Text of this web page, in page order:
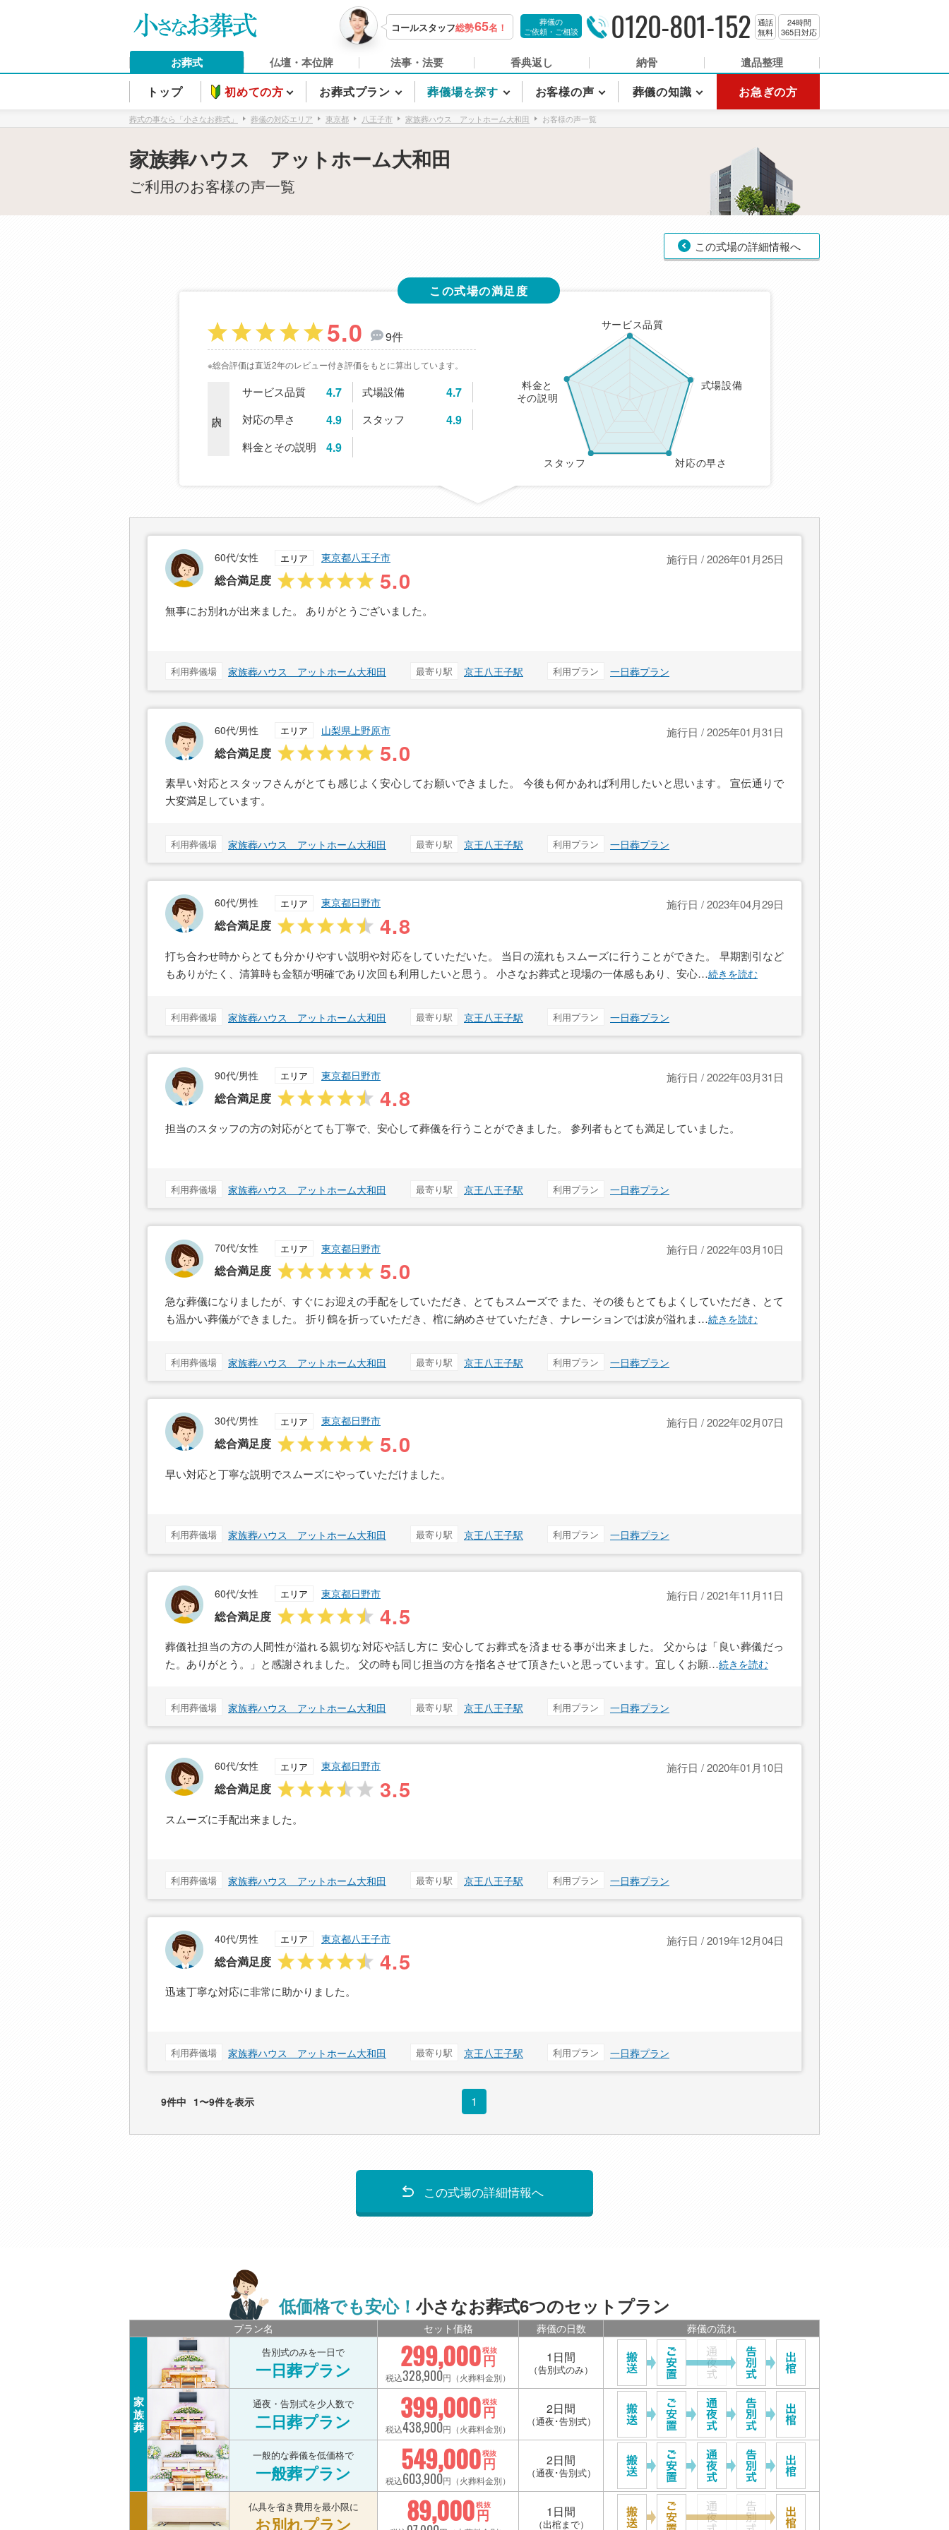
コールスタッフ総勢65名！
葬儀の
ご依頼・ご相談
0120-801-152
通話
無料
24時間
365日対応
お葬式 仏壇・本位牌 法事・法要 香典返し 納骨 遺品整理
トップ 初めての方 お葬式プラン 葬儀場を探す お客様の声 葬儀の知識 お急ぎの方
葬式の事なら「小さなお葬式」 葬儀の対応エリア 東京都 八王子市 家族葬ハウス アットホーム大和田 お客様の声一覧
家族葬ハウス アットホーム大和田
ご利用のお客様の声一覧
この式場の詳細情報へ
この式場の満足度
5.0 9件
※総合評価は直近2年のレビュー付き評価をもとに算出しています。
サービス品質 4.7 式場設備 4.7
対応の早さ 4.9 スタッフ 4.9
料金とその説明 4.9
サービス品質
式場設備
対応の早さ
スタッフ
料金と
その説明
60代/女性 エリア 東京都八王子市
総合満足度 5.0
施行日 / 2026年01月25日
無事にお別れが出来ました。 ありがとうございました。
利用葬儀場 家族葬ハウス アットホーム大和田 最寄り駅 京王八王子駅 利用プラン 一日葬プラン
60代/男性 エリア 山梨県上野原市
総合満足度 5.0
施行日 / 2025年01月31日
素早い対応とスタッフさんがとても感じよく安心してお願いできました。 今後も何かあれば利用したいと思います。 宣伝通りで
大変満足しています。
利用葬儀場 家族葬ハウス アットホーム大和田 最寄り駅 京王八王子駅 利用プラン 一日葬プラン
60代/男性 エリア 東京都日野市
総合満足度 4.8
施行日 / 2023年04月29日
打ち合わせ時からとても分かりやすい説明や対応をしていただいた。 当日の流れもスムーズに行うことができた。 早期割引など
もありがたく、清算時も金額が明確であり次回も利用したいと思う。 小さなお葬式と現場の一体感もあり、安心…続きを読む
利用葬儀場 家族葬ハウス アットホーム大和田 最寄り駅 京王八王子駅 利用プラン 一日葬プラン
90代/男性 エリア 東京都日野市
総合満足度 4.8
施行日 / 2022年03月31日
担当のスタッフの方の対応がとても丁寧で、安心して葬儀を行うことができました。 参列者もとても満足していました。
利用葬儀場 家族葬ハウス アットホーム大和田 最寄り駅 京王八王子駅 利用プラン 一日葬プラン
70代/女性 エリア 東京都日野市
総合満足度 5.0
施行日 / 2022年03月10日
急な葬儀になりましたが、すぐにお迎えの手配をしていただき、とてもスムーズで また、その後もとてもよくしていただき、とて
も温かい葬儀ができました。 折り鶴を折っていただき、棺に納めさせていただき、ナレーションでは涙が溢れま…続きを読む
利用葬儀場 家族葬ハウス アットホーム大和田 最寄り駅 京王八王子駅 利用プラン 一日葬プラン
30代/男性 エリア 東京都日野市
総合満足度 5.0
施行日 / 2022年02月07日
早い対応と丁寧な説明でスムーズにやっていただけました。
利用葬儀場 家族葬ハウス アットホーム大和田 最寄り駅 京王八王子駅 利用プラン 一日葬プラン
60代/女性 エリア 東京都日野市
総合満足度 4.5
施行日 / 2021年11月11日
葬儀社担当の方の人間性が溢れる親切な対応や話し方に 安心してお葬式を済ませる事が出来ました。 父からは「良い葬儀だっ
た。ありがとう。」と感謝されました。 父の時も同じ担当の方を指名させて頂きたいと思っています。宜しくお願…続きを読む
利用葬儀場 家族葬ハウス アットホーム大和田 最寄り駅 京王八王子駅 利用プラン 一日葬プラン
60代/女性 エリア 東京都日野市
総合満足度 3.5
施行日 / 2020年01月10日
スムーズに手配出来ました。
利用葬儀場 家族葬ハウス アットホーム大和田 最寄り駅 京王八王子駅 利用プラン 一日葬プラン
40代/男性 エリア 東京都八王子市
総合満足度 4.5
施行日 / 2019年12月04日
迅速丁寧な対応に非常に助かりました。
利用葬儀場 家族葬ハウス アットホーム大和田 最寄り駅 京王八王子駅 利用プラン 一日葬プラン
1
9件中 1〜9件を表示
この式場の詳細情報へ
低価格でも安心！ 小さなお葬式6つのセットプラン
プラン名 セット価格 葬儀の日数 葬儀の流れ
家
族
葬
告別式のみを一日で
一日葬プラン 299,000円
税抜
税込328,900円（火葬料金別）
1日間
（告別式のみ）
通夜・告別式を少人数で
二日葬プラン 399,000円
税抜
税込438,900円（火葬料金別）
2日間
（通夜･告別式）
一般的な葬儀を低価格で
一般葬プラン 549,000円
税抜
税込603,900円（火葬料金別）
2日間
（通夜･告別式）
仏具を省き費用を最小限に
お別れプラン 89,000円
税抜 1日間
（出棺まで）